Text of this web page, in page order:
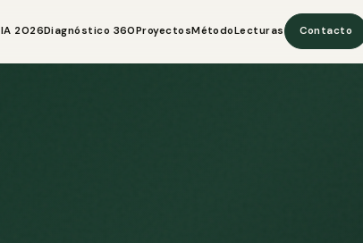
IA 2026Diagnóstico 360ProyectosMétodoLecturas Contacto